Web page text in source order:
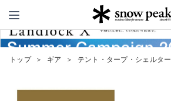
Snow Peak
トップ ＞ ギア ＞ テント・タープ・シェルター